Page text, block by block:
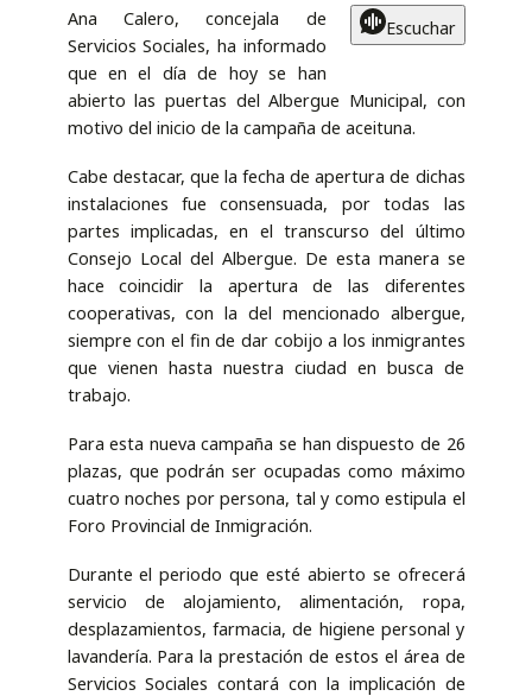
Escuchar
Ana Calero, concejala de
Servicios Sociales, ha informado
que en el día de hoy se han
abierto las puertas del Albergue Municipal, con
motivo del inicio de la campaña de aceituna.
Cabe destacar, que la fecha de apertura de dichas
instalaciones fue consensuada, por todas las
partes implicadas, en el transcurso del último
Consejo Local del Albergue. De esta manera se
hace coincidir la apertura de las diferentes
cooperativas, con la del mencionado albergue,
siempre con el fin de dar cobijo a los inmigrantes
que vienen hasta nuestra ciudad en busca de
trabajo.
Para esta nueva campaña se han dispuesto de 26
plazas, que podrán ser ocupadas como máximo
cuatro noches por persona, tal y como estipula el
Foro Provincial de Inmigración.
Durante el periodo que esté abierto se ofrecerá
servicio de alojamiento, alimentación, ropa,
desplazamientos, farmacia, de higiene personal y
lavandería. Para la prestación de estos el área de
Servicios Sociales contará con la implicación de